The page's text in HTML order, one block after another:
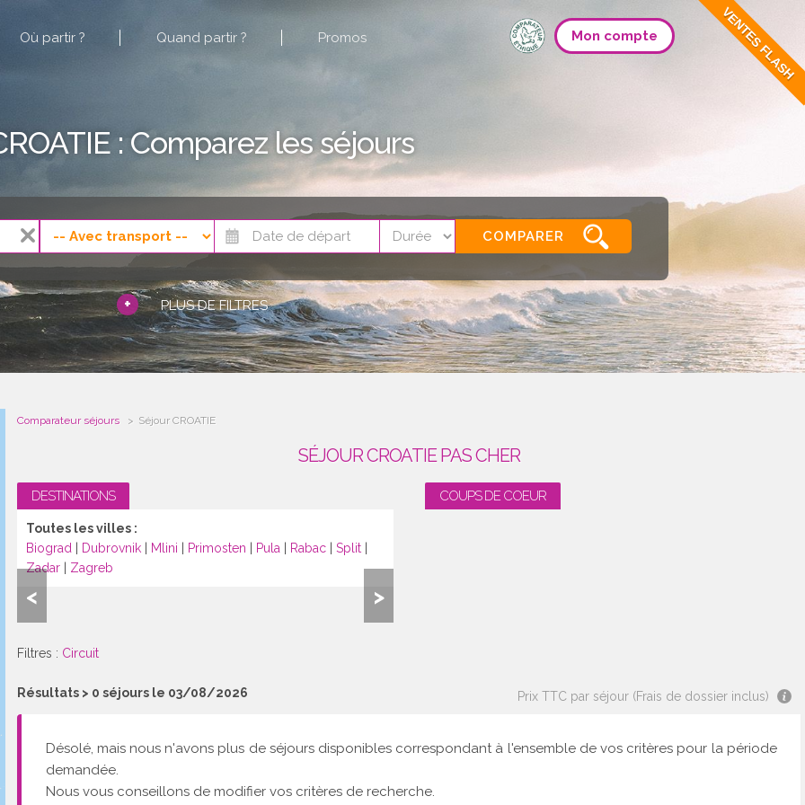
VENTES FLASH
Où partir ? Quand partir ? Promos Mon compte
: Comparez les séjours
COMPARER
+ PLUS DE FILTRES
Comparateur séjours Séjour CROATIE
SÉJOUR CROATIE PAS CHER
DESTINATIONS
Toutes les villes :
Biograd
Dubrovnik Mlini Primosten Pula Rabac |Split
Zadar
Zagreb
< >
COUPS DE COEUR
Filtres : Circuit
Résultats > 0 séjours le 03/08/2026 Prix TTC par séjour (Frais de dossier inclus)
Désolé, mais nous n'avons plus de séjours disponibles correspondant à l'ensemble de vos critères pour la période
demandée.
Nous vous conseillons de modifier vos critères de recherche.